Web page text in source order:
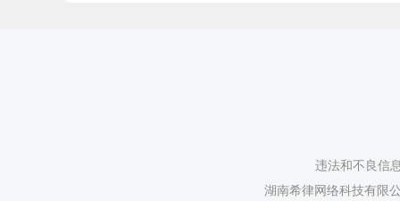
违法和不良信
湖南希律网络科技有限